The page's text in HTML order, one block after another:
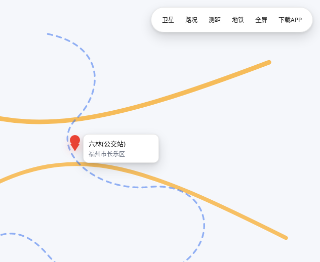
六林(公交站)
福州市长乐区
卫星 路况 测距 地铁 全屏 下载APP